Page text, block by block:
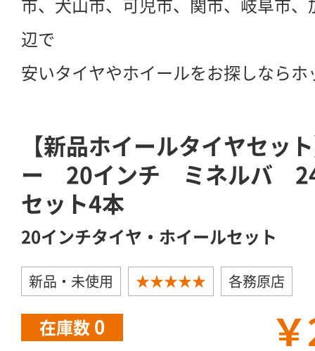
市、犬山市、可児市、関市、岐阜市
辺で
安いタイヤやホイールをお探しなら
【新品ホイールタイヤセッ
ー 20インチ ミネルバ
セット4本
20インチタイヤ・ホイールセット
新品・未使用 ★★★★★ 各務原店
在庫数 0